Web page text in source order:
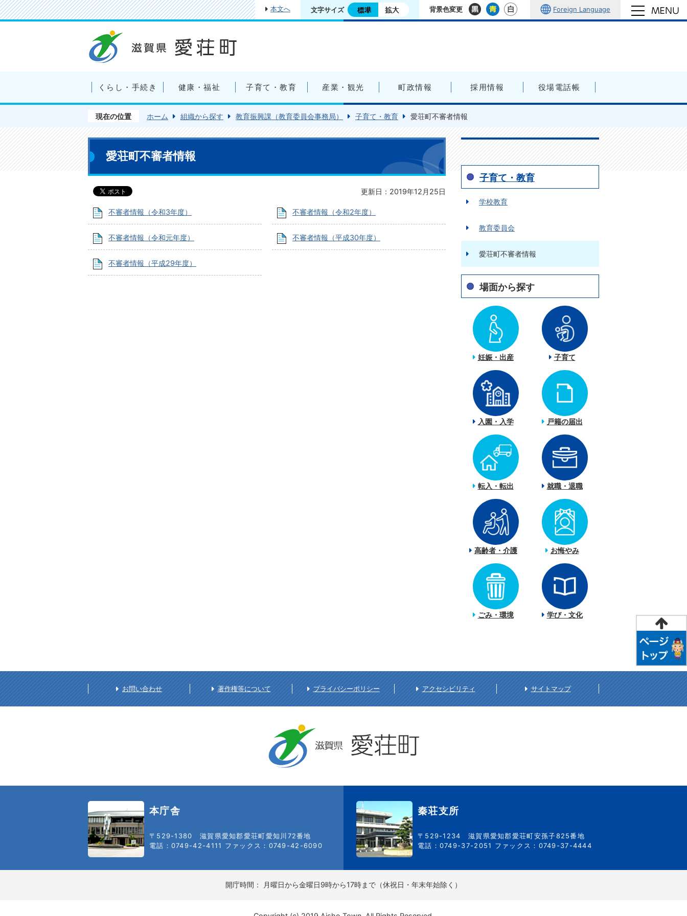
本文へ 文字サイズ 背景色変更 Foreign Language
くらし・手続き 健康・福祉 子育て・教育 産業・観光 町政情報 採用情報 役場電話帳
現在の位置 ホーム 組織から探す 教育振興課（教育委員会事務局） 子育て・教育 愛荘町不審者情報
愛荘町不審者情報
更新日：2019年12月25日
不審者情報（令和3年度） 不審者情報（令和2年度）
不審者情報（令和元年度） 不審者情報（平成30年度）
不審者情報（平成29年度）
子育て・教育
学校教育
教育委員会
愛荘町不審者情報
場面から探す
妊娠・出産 子育て
入園・入学 戸籍の届出
転入・転出 就職・退職
高齢者・介護 お悔やみ
ごみ・環境 学び・文化
お問い合わせ 著作権等について プライバシーポリシー アクセシビリティ サイトマップ
本庁舎
〒529-1380 滋賀県愛知郡愛荘町愛知川72番地
電話：0749-42-4111 ファックス：0749-42-6090
秦荘支所
〒529-1234 滋賀県愛知郡愛荘町安孫子825番地
電話：0749-37-2051 ファックス：0749-37-4444
開庁時間： 月曜日から金曜日9時から17時まで（休祝日・年末年始除く）